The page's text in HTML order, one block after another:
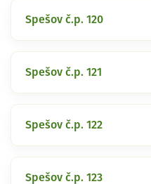
Spešov č.p. 120
Spešov č.p. 121
Spešov č.p. 122
Spešov č.p. 123